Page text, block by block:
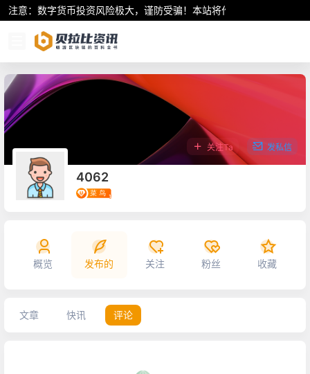
注意：数字货币投资风险极大，谨防受骗！本站将作为行业资讯共享
4062
关注Ta 发私信
概览 发布的 关注 粉丝 收藏
文章 快讯 评论